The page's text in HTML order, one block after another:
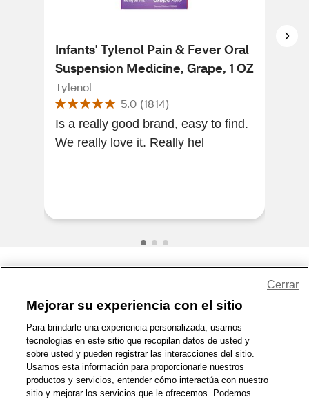
Infants' Tylenol Pain & Fever Oral
Suspension Medicine, Grape, 1 OZ
Tylenol
5.0 (1814)
Is a really good brand, easy to find.
We really love it. Really hel
1-800-679-9691 | Contáctenos | Términos de Uso | Accesibilidad
Política de Privacidad | WA Privacy Policy | Mapa del sitio
Zona de Bienestar | © 1999 - 2026 CVS.com
Mejorar su experiencia con el sitio
Para brindarle una experiencia personalizada, usamos
tecnologías en este sitio que recopilan datos de usted y
sobre usted y pueden registrar las interacciones del sitio.
Usamos esta información para proporcionarle nuestros
productos y servicios, entender cómo interactúa con nuestro
sitio y mejorar los servicios que le ofrecemos. Podemos
Cerrar